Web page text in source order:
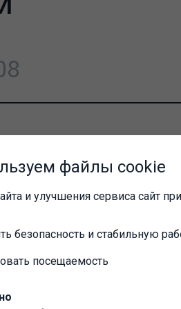
закрытыйфорум . Цель
важной информацией в
файлы cookie
и улучшения сервиса сайт
безопасность и стабильную
посещаемость